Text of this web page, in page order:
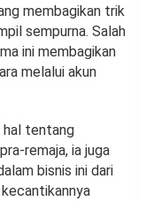
membagikan trik
sempurna. Salah
ini membagikan
melalui akun
hal tentang
remaja, ia juga
bisnis ini dari